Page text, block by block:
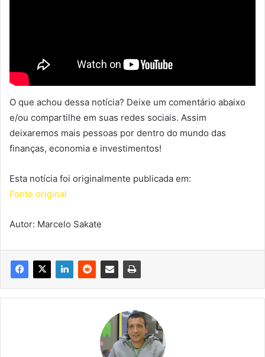
O que achou dessa notícia? Deixe um comentário abaixo
e/ou compartilhe em suas redes sociais. Assim
deixaremos mais pessoas por dentro do mundo das
finanças, economia e investimentos!
Esta notícia foi originalmente publicada em:
Fonte original
Autor: Marcelo Sakate